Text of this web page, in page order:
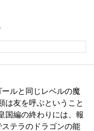
と同じレベルの魔
は友を呼ぶということ
国編の終わりには、報
テラのドラゴンの能